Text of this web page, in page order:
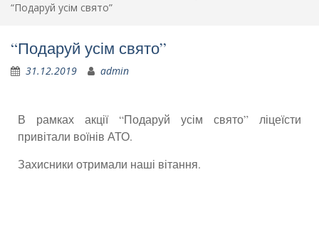
“Подаруй усім свято”
“Подаруй усім свято”
31.12.2019 admin
В рамках акції “Подаруй усім свято” ліцеїсти
привітали воїнів АТО.
Захисники отримали наші вітання.